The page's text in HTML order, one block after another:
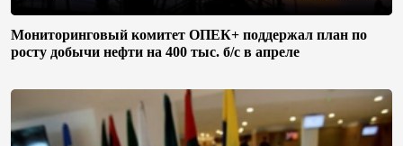
Мониторинговый комитет ОПЕК+ поддержал план по
росту добычи нефти на 400 тыс. б/с в апреле